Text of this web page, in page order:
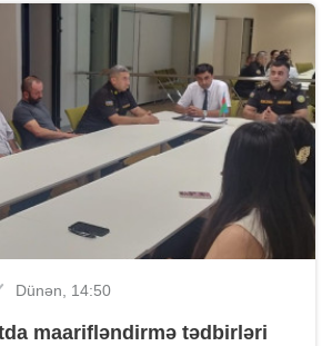
Dünən, 14:50
maarifləndirmə tədbirləri